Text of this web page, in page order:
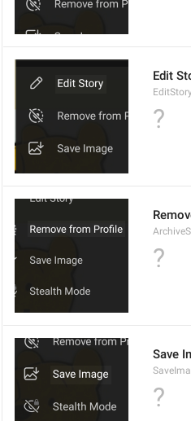
Edit
?
?
Save
?